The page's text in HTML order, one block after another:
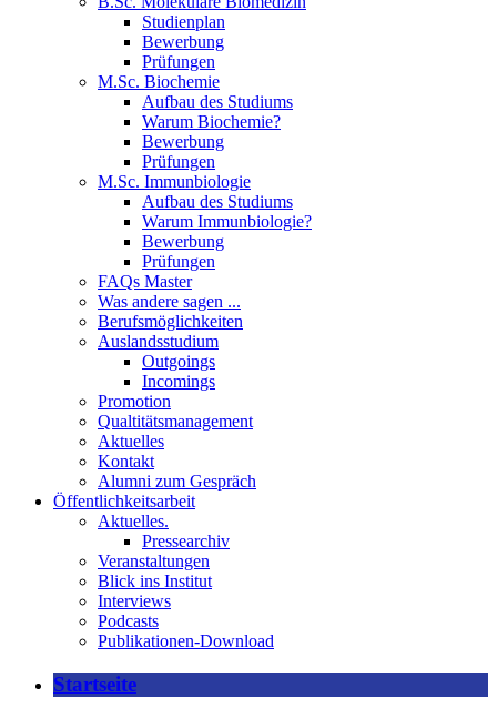
Studienplan
Bewerbung
Prüfungen
M.Sc. Biochemie
Aufbau des Studiums
Warum Biochemie?
Bewerbung
Prüfungen
M.Sc. Immunbiologie
Aufbau des Studiums
Warum Immunbiologie?
Bewerbung
Prüfungen
FAQs Master
Was andere sagen ...
Berufsmöglichkeiten
Auslandsstudium
Outgoings
Incomings
Promotion
Qualtitätsmanagement
Aktuelles
Kontakt
Alumni zum Gespräch
Öffentlichkeitsarbeit
Aktuelles.
Pressearchiv
Veranstaltungen
Blick ins Institut
Interviews
Podcasts
Publikationen-Download
Startseite